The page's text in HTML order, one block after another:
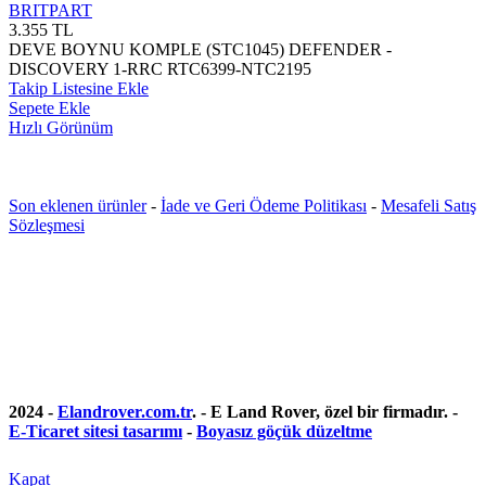
BRITPART
3.355 TL
DEVE BOYNU KOMPLE (STC1045) DEFENDER -
DISCOVERY 1-RRC RTC6399-NTC2195
Takip Listesine Ekle
Sepete Ekle
Hızlı Görünüm
Son eklenen ürünler- İade ve Geri Ödeme Politikası - Mesafeli Satış
Sözleşmesi
2024 - Elandrover.com.tr. - E Land Rover, özel bir firmadır. -
E-Ticaret sitesi tasarımı- Boyasız göçük düzeltme
Kapat